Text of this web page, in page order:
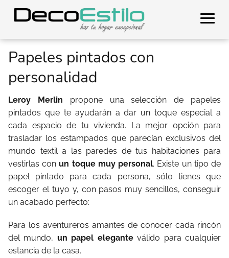
Papeles pintados con
personalidad
Leroy Merlin propone una selección de papeles
pintados que te ayudarán a dar un toque especial a
cada espacio de tu vivienda. La mejor opción para
trasladar los estampados que parecían exclusivos del
mundo textil a las paredes de tus habitaciones para
vestirlas conun toque muy personal. Existe un tipo de
papel pintado para cada persona, sólo tienes que
escoger el tuyo y, con pasos muy sencillos, conseguir
un acabado perfecto:
Para los aventureros amantes de conocer cada rincón
del mundo, un papel eleganteválido para cualquier
estancia de la casa.